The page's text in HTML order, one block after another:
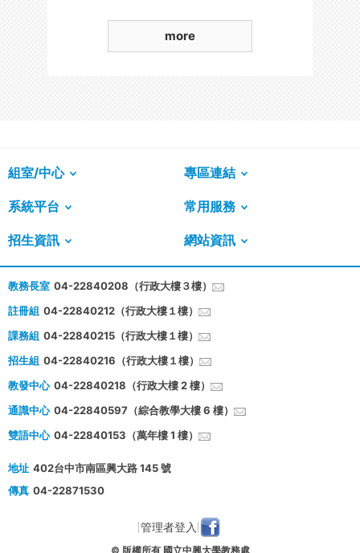
more
組室/中心 專區連結
系統平台 常用服務
招生資訊 網站資訊
教務長室 04-22840208（行政大樓３樓）
註冊組 04-22840212（行政大樓１樓）
課務組 04-22840215（行政大樓１樓）
招生組 04-22840216（行政大樓１樓）
教發中心 04-22840218（行政大樓 2 樓）
通識中心 04-22840597（綜合教學大樓 6 樓）
雙語中心 04-22840153（萬年樓 1 樓）
地址 402台中市南區興大路 145 號
傳真 04-22871530
管理者登入
© 版權所有 國立中興大學教務處